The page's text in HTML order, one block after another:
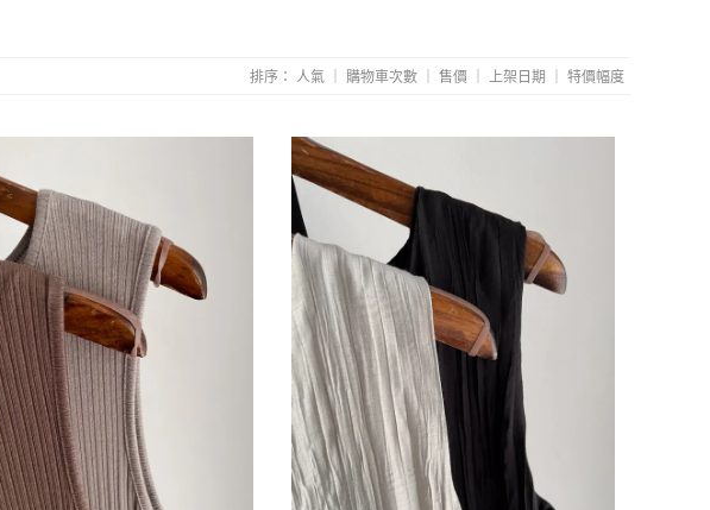
排序： 人氣 購物車次數 售價 上架日期 特價幅度